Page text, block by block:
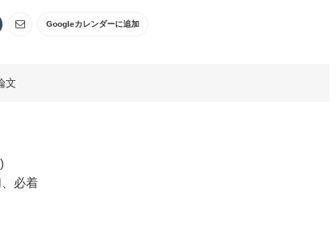
Googleカレンダーに追加
文
必着